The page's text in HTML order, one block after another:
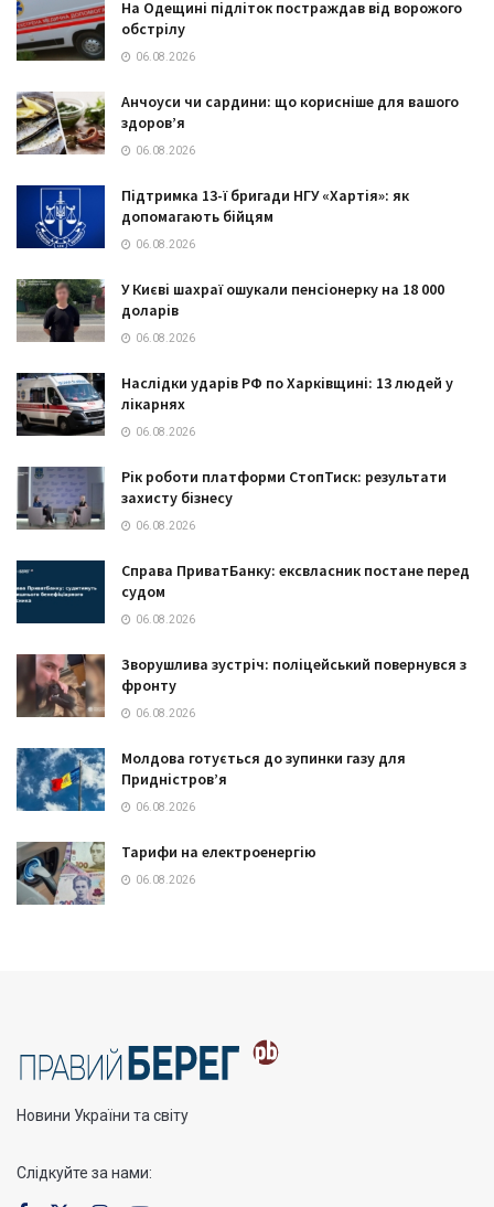
На Одещині підліток постраждав від ворожого
обстрілу
06.08.2026
Анчоуси чи сардини: що корисніше для вашого
здоров’я
06.08.2026
Підтримка 13-ї бригади НГУ «Хартія»: як
допомагають бійцям
06.08.2026
У Києві шахраї ошукали пенсіонерку на 18 000
доларів
06.08.2026
Наслідки ударів РФ по Харківщині: 13 людей у
лікарнях
06.08.2026
Рік роботи платформи СтопТиск: результати
захисту бізнесу
06.08.2026
Справа ПриватБанку: ексвласник постане перед
судом
06.08.2026
Зворушлива зустріч: поліцейський повернувся з
фронту
06.08.2026
Молдова готується до зупинки газу для
Придністров’я
06.08.2026
Тарифи на електроенергію
06.08.2026
Новини України та світу
Слідкуйте за нами: